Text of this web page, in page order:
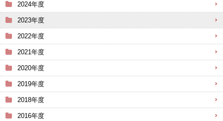
2024年度
2023年度
2022年度
2021年度
2020年度
2019年度
2018年度
2016年度